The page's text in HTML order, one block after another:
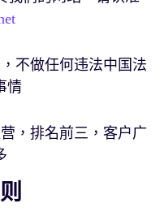
不做任何违法中国法
情
，排名前三，客户广